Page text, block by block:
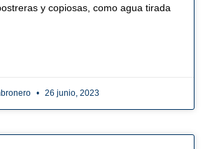
y copiosas, como agua tirada
26 junio, 2023